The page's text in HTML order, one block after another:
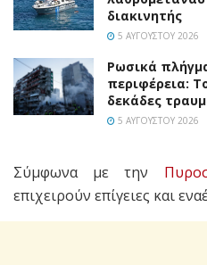
διακινητής
5 ΑΥΓΟΎΣΤΟΥ 2026
Ρωσικά
περιφέρεια:
δεκάδες
5 ΑΥΓΟΎΣΤΟΥ 2026
Σύμφωνα με την
επιχειρούν επίγειες και